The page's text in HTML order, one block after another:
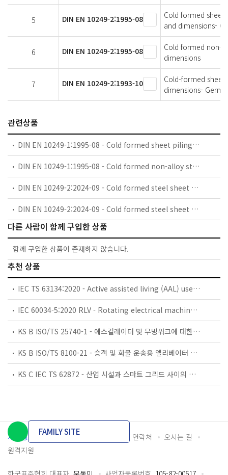
5 DIN EN 10249-2:1995-08
Cold formed sheet
and dimensions-
6 DIN EN 10249-2:1995-08
Cold formed non-
dimensions
7 DIN EN 10249-2:1993-10
Cold-formed sheet
dimensions-
관련상품
DIN EN 10249-1:1995-08 - Cold formed sheet piling of non alloy steels - Part 1: Technical delivery conditions; German version EN 10249-1:1995
DIN EN 10249-1:1995-08 - Cold formed non-alloy steel sheet piling - Technical delivery conditions
DIN EN 10249-2:2024-09 - Cold formed steel sheet piles - Part 2: Tolerances on dimensions and shape; German version EN 10249-2:2024
DIN EN 10249-2:2024-09 - Cold formed steel sheet piles - Part 2: Tolerances on dimensions and shape
다른 사람이 함께 구입한 상품
함께 구입한 상품이 존재하지 않습니다.
추천 상품
IEC TS 63134:2020 - Active assisted living (AAL) use cases
IEC 60034-5:2020 RLV - Rotating electrical machines - Part 5: Degrees of protection provided by the integral design of rotating electrical machines (IP code) - Classification
KS B ISO/TS 25740-1 - 에스컬레이터 및 무빙워크에 대한 안전요건 — 제1부: 세계공통 필수 안전요건(GESRs)
KS B ISO/TS 8100-21 - 승객 및 화물 운송용 엘리베이터 —제21부: 세계공통 필수안전요건(GESRs)을 충족하는 세계공통 안전 파라미터(GSPs)
KS C IEC TS 62872 - 산업 시설과 스마트 그리드 사이의 산업 공정 측정, 제어 및 자동화 시스템 인터페이스
개인정보처리방침 이용약관 담당자 연락처
오시는 길
원격지원
FAMILY SITE